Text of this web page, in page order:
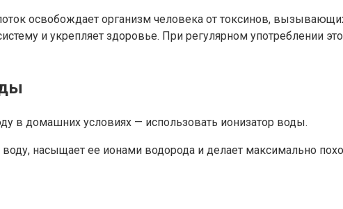
освобождает организм человека от токсинов,
и укрепляет здоровье. При регулярном употреблении
в домашних условиях — использовать ионизатор воды.
воду, насыщает ее ионами водорода и делает максимально